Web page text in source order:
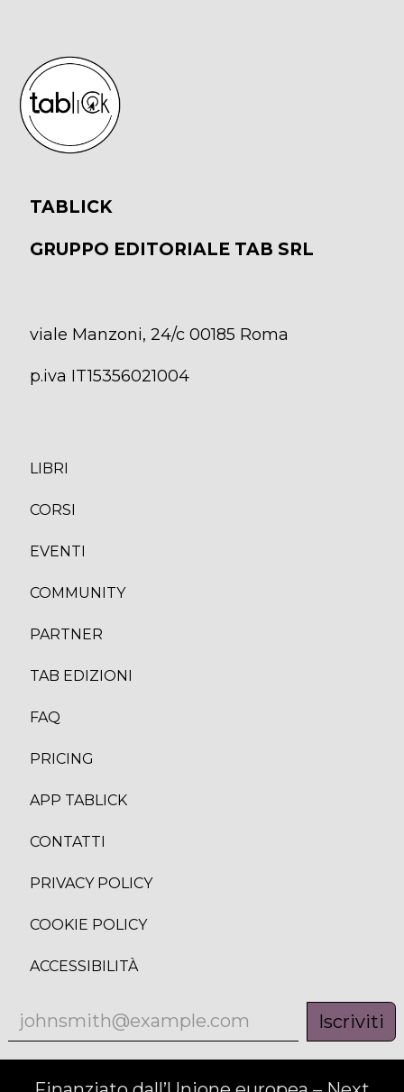
TABLICK
GRUPPO EDITORIALE TAB SRL
viale Manzoni, 24/c 00185 Roma
p.iva IT15356021004
LIBRI
CORSI
EVENTI
COMMUNITY
PARTNER
TAB EDIZIONI
FAQ
PRICING
APP TABLICK
CONTATTI
PRIVACY POLICY
COOKIE POLICY
ACCESSIBILITÀ
Iscriviti